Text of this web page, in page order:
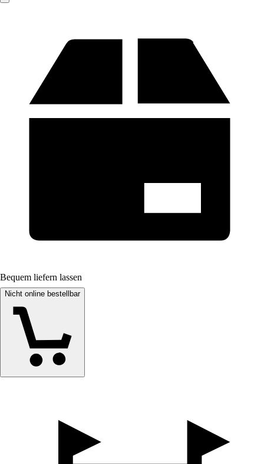
Bequem liefern lassen
Nicht online bestellbar